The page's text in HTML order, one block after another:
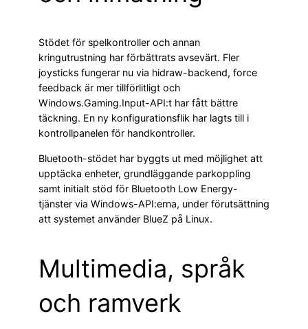
Stödet för spelkontroller och annan
kringutrustning har förbättrats avsevärt. Fler
joysticks fungerar nu via hidraw-backend, force
feedback är mer tillförlitligt och
Windows.Gaming.Input-API:t har fått bättre
täckning. En ny konfigurationsflik har lagts till i
kontrollpanelen för handkontroller.
Bluetooth-stödet har byggts ut med möjlighet att
upptäcka enheter, grundläggande parkoppling
samt initialt stöd för Bluetooth Low Energy-
tjänster via Windows-API:erna, under förutsättning
att systemet använder BlueZ på Linux.
Multimedia, språk
och ramverk